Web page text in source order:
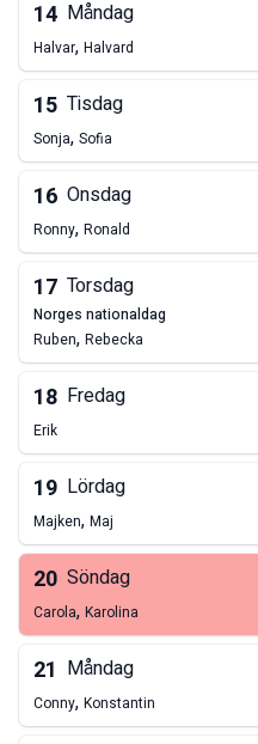
14 Måndag
Halvar, Halvard
15 Tisdag
Sonja, Sofia
16 Onsdag
Ronny, Ronald
17 Torsdag
norges nationaldag
Ruben, Rebecka
18 Fredag
Erik
19 Lördag
Majken, Maj
20 Söndag
Carola, Karolina
21 Måndag
Conny, Konstantin